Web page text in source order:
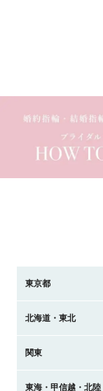
東京都
北海道・東北
関東
東海・甲信越・北陸